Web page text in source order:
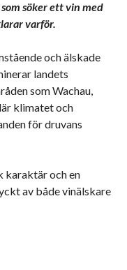
söker ett vin med
varför.
och älskade
landets
som Wachau,
klimatet och
för druvans
karaktär och en
av både vinälskare